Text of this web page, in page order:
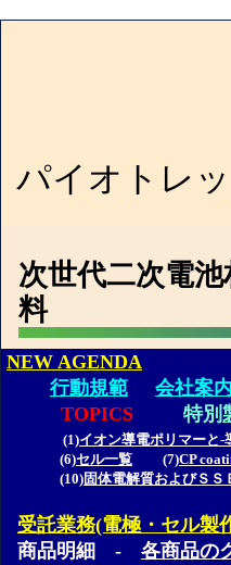
導電ポリマー
パイオトレ
次世代二次電
料
NEW AGENDA
行動規範
会社案内
TOPICS
特別
(1)イオン導電ポリマーと-
(6)セル一覧 (7)CP
(10)固体電解質およびＳＳ
受託業務(電極・セル製
商品明細 - 各商品の